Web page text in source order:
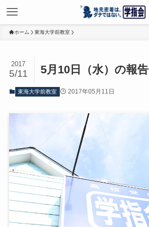
ホーム 東海大学前教室
5月10日（水）の報告
2017
5/11
東海大学前教室 2017年05月11日